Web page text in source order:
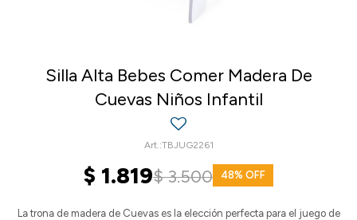
Silla Alta Bebes Comer Madera De
Cuevas Niños Infantil
TBJUG2261
$ 1.819$3.500 48
La trona de madera de Cuevas es la elección perfecta para el juego de